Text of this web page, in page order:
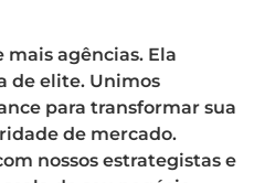
mais agências. Ela
de elite. Unimos
para transformar sua
de mercado.
nossos estrategistas e